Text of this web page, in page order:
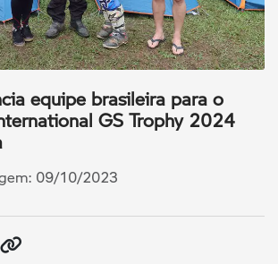
equipe brasileira para o
GS Trophy 2024
09/10/2023